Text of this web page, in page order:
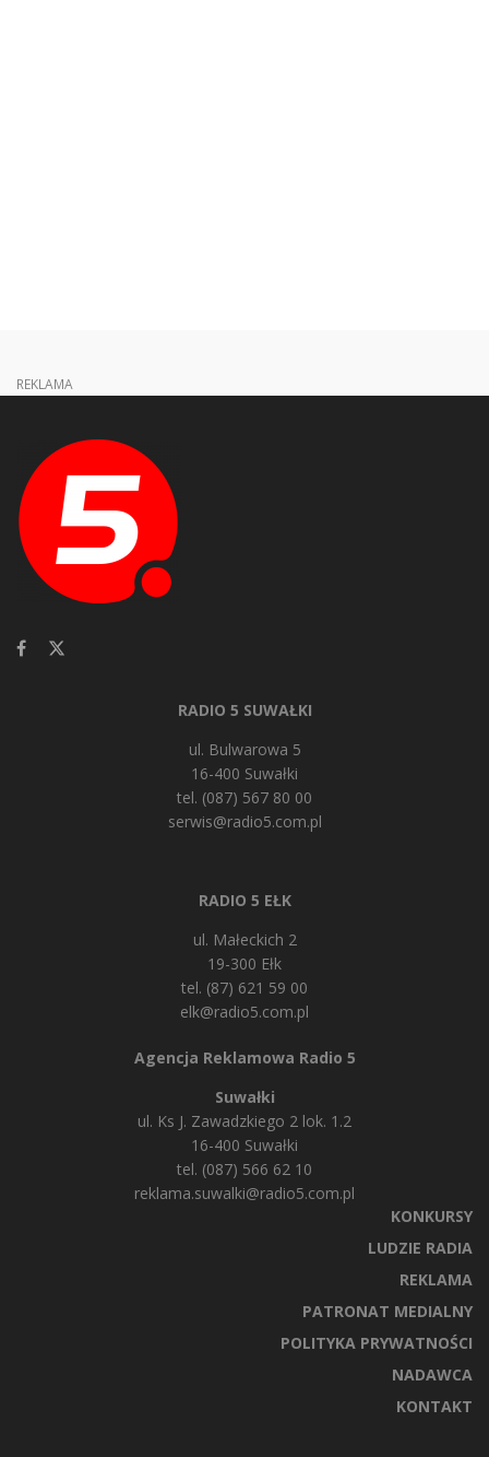
REKLAMA
RADIO 5 SUWAŁKI
ul. Bulwarowa 5
16-400 Suwałki
tel. (087) 567 80 00
serwis@radio5.com.pl
RADIO 5 EŁK
ul. Małeckich 2
19-300 Ełk
tel. (87) 621 59 00
elk@radio5.com.pl
Agencja Reklamowa Radio 5
Suwałki
ul. Ks J. Zawadzkiego 2 lok. 1.2
16-400 Suwałki
tel. (087) 566 62 10
reklama.suwalki@radio5.com.pl
KONKURSY
LUDZIE RADIA
REKLAMA
PATRONAT MEDIALNY
POLITYKA PRYWATNOŚCI
NADAWCA
KONTAKT